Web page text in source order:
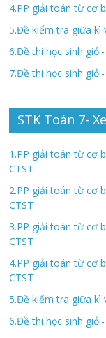
4.PP giải toán từ cơ
5.Đề kiểm tra giữa kì
6.Đề thi học sinh
7.Đề thi học sinh
STK Toán 7-
1.PP giải toán từ cơ
CTST
2.PP giải toán từ cơ
CTST
3.PP giải toán từ cơ
CTST
4.PP giải toán từ cơ
CTST
5.Đề kiểm tra giữa kì
6.Đề thi học sinh